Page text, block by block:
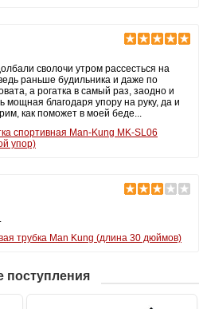
сволочи утром рассесться на
раньше будильника и даже по
а рогатка в самый раз, заодно и
мощная благодаря упору на руку, да и
как поможет в моей беде...
спортивная Man-Kung MK-SL06
упор)
трубка Man Kung (длина 30 дюймов)
поступления